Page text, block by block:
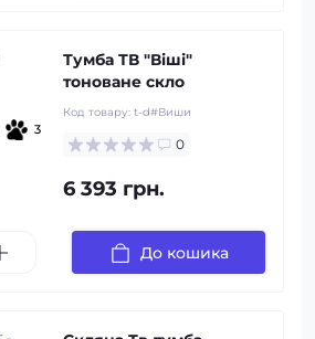
3
Тумба ТВ "Віші"
тоноване скло
Код товару: t-d#Виши
0
6 393 грн.
До кошика